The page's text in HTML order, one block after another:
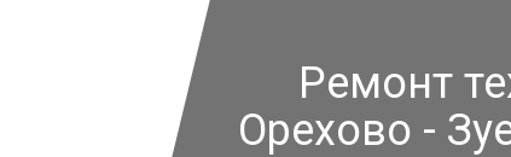
Ремонт
Орехово -